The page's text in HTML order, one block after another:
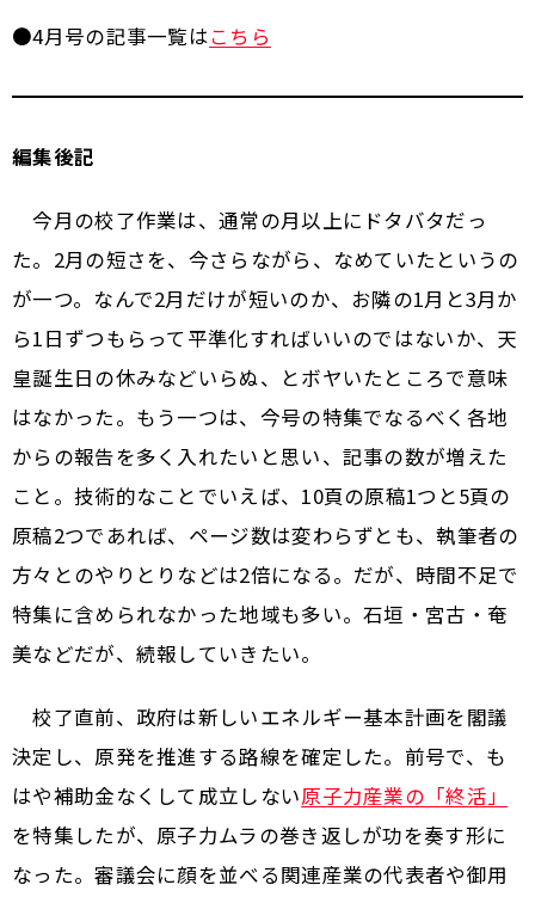
●4月号の記事一覧はこちら
編集後記
今月の校了作業は、通常の月以上にドタバタだっ
た。2月の短さを、今さらながら、なめていたというの
が一つ。なんで2月だけが短いのか、お隣の1月と3月か
ら1日ずつもらって平準化すればいいのではないか、天
皇誕生日の休みなどいらぬ、とボヤいたところで意味
はなかった。もう一つは、今号の特集でなるべく各地
からの報告を多く入れたいと思い、記事の数が増えた
こと。技術的なことでいえば、10頁の原稿1つと5頁の
原稿2つであれば、ページ数は変わらずとも、執筆者の
方々とのやりとりなどは2倍になる。だが、時間不足で
特集に含められなかった地域も多い。石垣・宮古・奄
美などだが、続報していきたい。
校了直前、政府は新しいエネルギー基本計画を閣議
決定し、原発を推進する路線を確定した。前号で、も
はや補助金なくして成立しない原子力産業の「終活」
を特集したが、原子力ムラの巻き返しが功を奏す形に
なった。審議会に顔を並べる関連産業の代表者や御用